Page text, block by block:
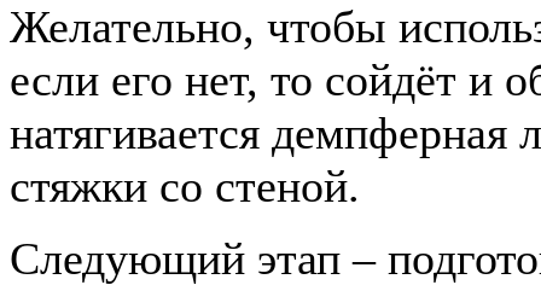
Желательно, чтобы
если его нет, то сойдёт
натягивается демпферная
стяжки со стеной.
Следующий этап –